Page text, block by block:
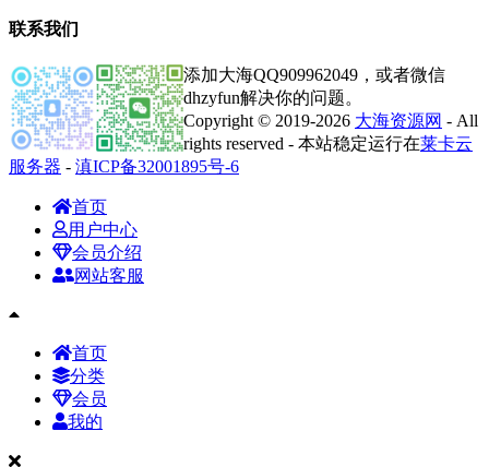
联系我们
添加大海QQ909962049，或者微信
dhzyfun解决你的问题。
Copyright © 2019-2026 大海资源网 - All
rights reserved - 本站稳定运行在莱卡云
服务器 - 滇ICP备32001895号-6
首页
用户中心
会员介绍
网站客服
首页
分类
会员
我的